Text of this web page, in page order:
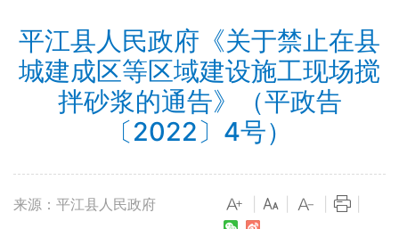
平江县人民政府《关于禁止在县
城建成区等区域建设施工现场搅
拌砂浆的通告》（平政告
〔2022〕4号）
来源：平江县人民政府